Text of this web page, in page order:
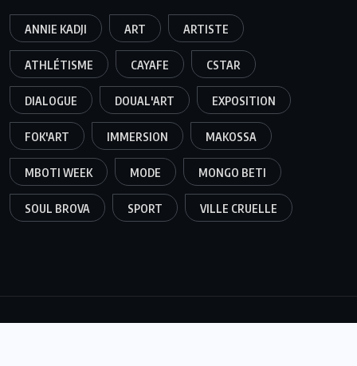
ANNIE KADJI ART ARTISTE
ATHLÉTISME CAYAFE CSTAR
DIALOGUE DOUAL'ART EXPOSITION
FOK'ART IMMERSION MAKOSSA
MBOTI WEEK MODE MONGO BETI
SOUL BROVA SPORT VILLE CRUELLE